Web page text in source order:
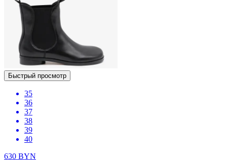
Быстрый просмотр
35
36
37
38
39
40
630 BYN